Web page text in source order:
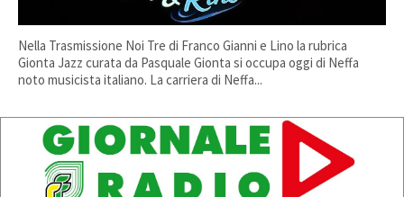
Nella Trasmissione Noi Tre di Franco Gianni e Lino la rubrica
Gionta Jazz curata da Pasquale Gionta si occupa oggi di Neffa
noto musicista italiano. La carriera di Neffa...